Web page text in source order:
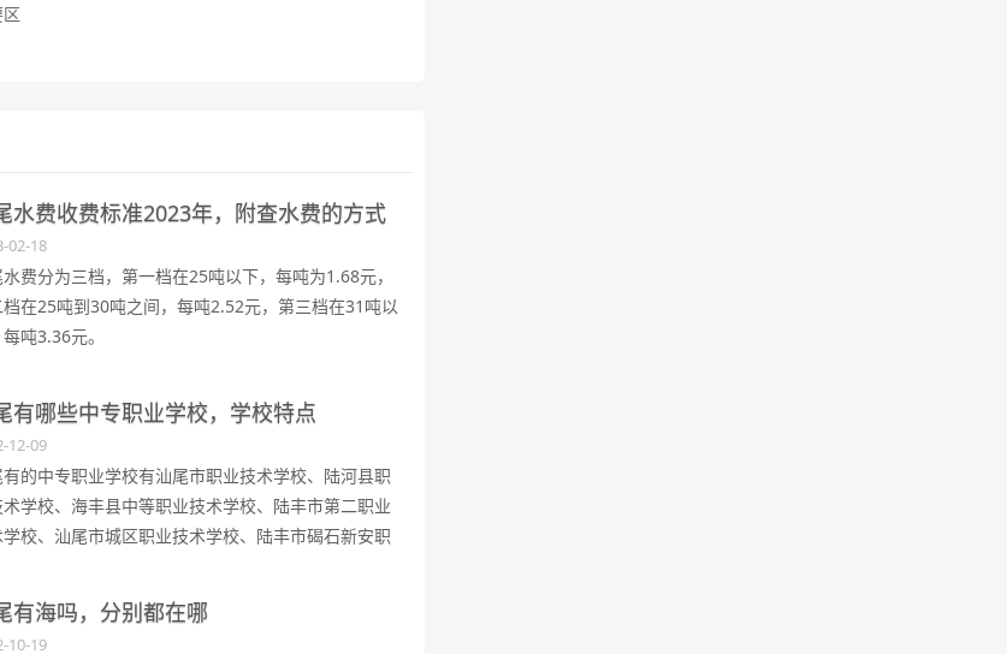
水费收费标准2023年，附查水费的方式
02-18
费分为三档，第一档在25吨以下，每吨为1.68元，
档在25吨到30吨之间，每吨2.52元，第三档在31吨以
每吨3.36元。
有哪些中专职业学校，学校特点
12-09
的中专职业学校有汕尾市职业技术学校、陆河县职
术学校、海丰县中等职业技术学校、陆丰市第二职业
校、汕尾市城区职业技术学校、陆丰市碣石新安职
校、陆丰市甲秀职业技术学校。
有海吗，分别都在哪
10-19